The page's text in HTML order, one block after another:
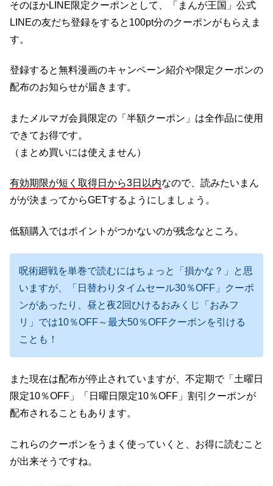
そのほかLINE限定クーポンとして、「まんが王国」公式
LINEの友だち登録をすると100pt分のクーポンがもらえま
す。
登録すると無料漫画のキャンペーン紹介や限定クーポンの
配布のお知らせが届きます。
またメルマガ会員限定の「半額クーポン」は全作品に使用
できてお得です。
（まとめ買いには使えません）
有効期限が短く取得日から3日以内なので、読みたいまん
がが決まってからGETするようにしましょう。
低額購入ではポイントがつかないのが残念なところ。
呪術廻戦を単巻で読むにはちょっと「損かな？」と思
いますが、「日替わりタイムセール30％OFF」クーポ
ンがあったり、昼と夜2回ひけるおみくじ「おみフ
リ」では10％OFF～最大50％OFFクーポンを引ける
ことも！
また現在は配布が停止されていますが、不定期で「土曜日
限定10％OFF」「日曜日限定10％OFF」割引クーポンが
配布されることもあります。
これらのクーポンをうまく使っていくと、お得に読むこと
が出来そうですね。